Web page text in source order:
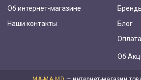
Об интернет-магазине
Наши контакты
Блог
Об